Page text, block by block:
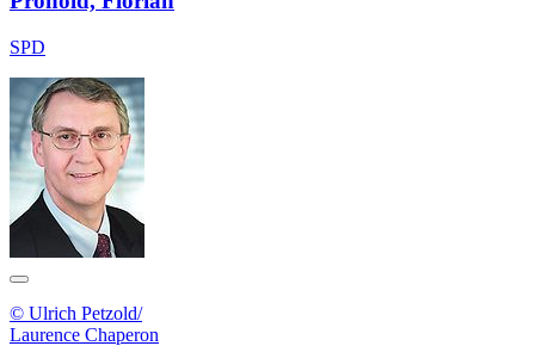
SPD
© Ulrich Petzold/
Laurence Chaperon